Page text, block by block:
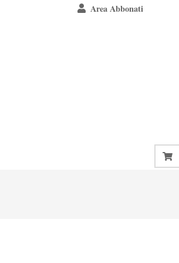
Area Abbonati